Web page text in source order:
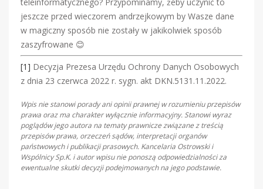
jeszcze przed wieczorem andrzejkowym by Wasze dane
w magiczny sposób nie zostały w jakikolwiek sposób
zaszyfrowane 😊
[1] Decyzja Prezesa Urzędu Ochrony Danych Osobowych
z dnia 23 czerwca 2022 r. sygn. akt DKN.5131.11.2022.
Wpis nie stanowi porady ani opinii prawnej w rozumieniu przepisów
prawa oraz ma charakter wyłącznie informacyjny. Stanowi wyraz
poglądów jego autora na tematy prawnicze związane z treścią
przepisów prawa, orzeczeń sądów, interpretacji organów
państwowych i publikacji prasowych. Kancelaria Ostrowski i
Wspólnicy Sp.K. i autor wpisu nie ponoszą odpowiedzialności za
ewentualne skutki decyzji podejmowanych na jego podstawie.